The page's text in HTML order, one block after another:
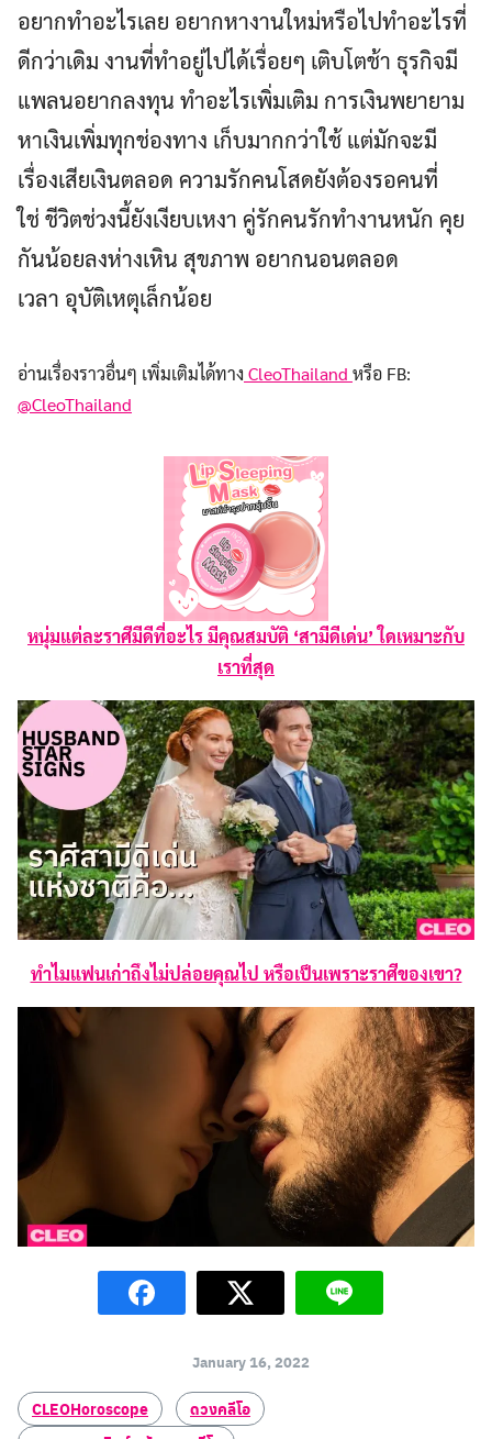
for:
อยากทำอะไรเลย อยากหางานใหม่หรือไปทำอะไรที่
ดีกว่าเดิม งานที่ทำอยู่ไปได้เรื่อยๆ เติบโตช้า ธุรกิจมี
แพลนอยากลงทุน ทำอะไรเพิ่มเติม การเงินพยายาม
หาเงินเพิ่มทุกช่องทาง เก็บมากกว่าใช้ แต่มักจะมี
เรื่องเสียเงินตลอด ความรักคนโสดยังต้องรอคนที่
ใช่ ชีวิตช่วงนี้ยังเงียบเหงา คู่รักคนรักทำงานหนัก คุย
กันน้อยลงห่างเหิน สุขภาพ อยากนอนตลอด
เวลา อุบัติเหตุเล็กน้อย
อ่านเรื่องราวอื่นๆ เพิ่มเติมได้ทาง CleoThailand หรือ FB:
@CleoThailand
หนุ่มแต่ละราศีมีดีที่อะไร มีคุณสมบัติ ‘สามีดีเด่น’ ใดเหมาะกับ
เราที่สุด
ทำไมแฟนเก่าถึงไม่ปล่อยคุณไป หรือเป็นเพราะราศีของเขา?
January 16, 2022
CLEOHoroscope
ดวงคลีโอ